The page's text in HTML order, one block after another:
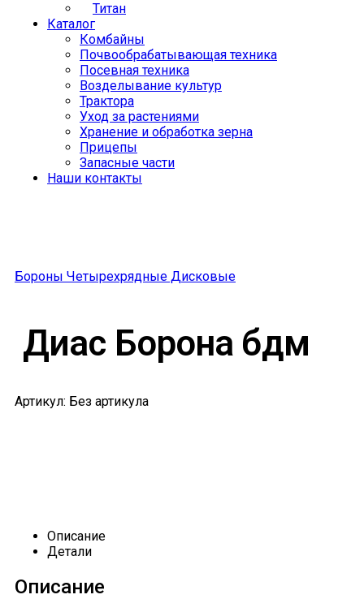
Титан
Каталог
Комбайны
Почвообрабатывающая техника
Посевная техника
Возделывание культур
Трактора
Уход за растениями
Хранение и обработка зерна
Прицепы
Запасные части
Наши контакты
Бороны Четырехрядные Дисковые
Диас Борона бдм
Артикул: Без артикула
Описание
Детали
Описание